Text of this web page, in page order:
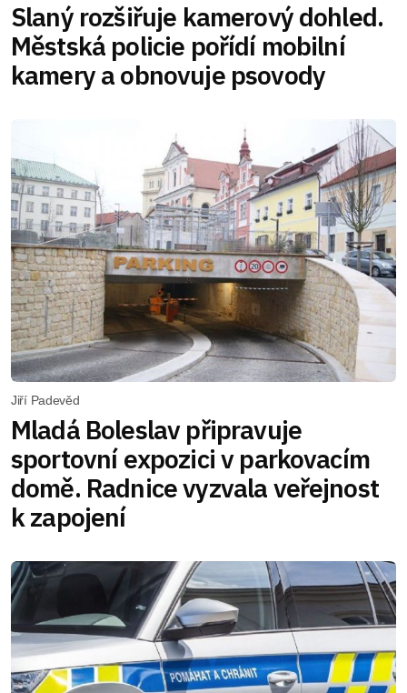
Slaný rozšiřuje kamerový dohled.
Městská policie pořídí mobilní
kamery a obnovuje psovody
Jiří Padevěd
Mladá Boleslav připravuje
sportovní expozici v parkovacím
domě. Radnice vyzvala veřejnost
k zapojení